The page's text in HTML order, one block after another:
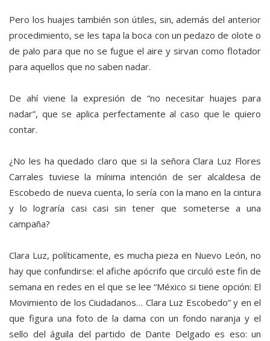
Pero los huajes también son útiles, sin, además del anterior
procedimiento, se les tapa la boca con un pedazo de olote o
de palo para que no se fugue el aire y sirvan como flotador
para aquellos que no saben nadar.
De ahí viene la expresión de “no necesitar huajes para
nadar”, que se aplica perfectamente al caso que le quiero
contar.
¿No les ha quedado claro que si la señora Clara Luz Flores
Carrales tuviese la mínima intención de ser alcaldesa de
Escobedo de nueva cuenta, lo sería con la mano en la cintura
y lo lograría casi casi sin tener que someterse a una
campaña?
Clara Luz, políticamente, es mucha pieza en Nuevo León, no
hay que confundirse: el afiche apócrifo que circuló este fin de
semana en redes en el que se lee “México si tiene opción: El
Movimiento de los Ciudadanos… Clara Luz Escobedo” y en el
que figura una foto de la dama con un fondo naranja y el
sello del águila del partido de Dante Delgado es eso: un